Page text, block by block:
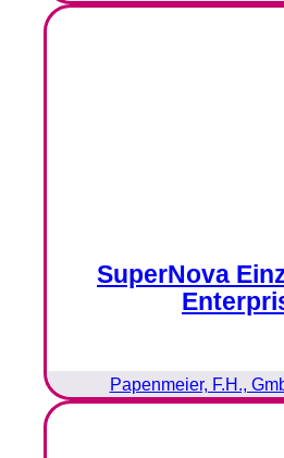
SuperNova
Papenmeier, F.H.,